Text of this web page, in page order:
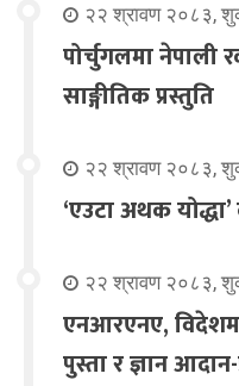
२२ श्रावण २०८३,
पोर्चुगलमा नेपाली
साङ्गीतिक प्रस्तुति
२२ श्रावण २०८३,
‘एउटा अथक
२२ श्रावण २०८३,
एनआरएनए, विदेशमा
पुस्ता र ज्ञान